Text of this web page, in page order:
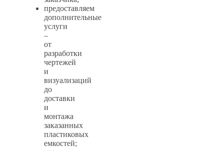
предоставляем
дополнительные
услуги
–
от
разработки
чертежей
и
визуализаций
до
доставки
и
монтажа
заказанных
пластиковых
емкостей;